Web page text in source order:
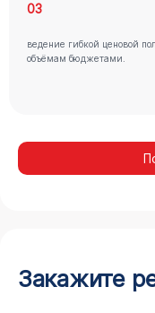
03
ведение гибкой ценовой
объёмам бюджетами.
Закажите